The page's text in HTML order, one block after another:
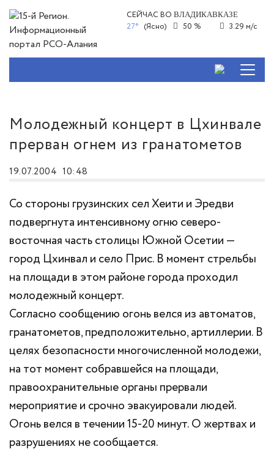
СЕЙЧАС ВОВЛАДИКАВКАЗЕ
27° (Ясно) 50 % 3.29 м/с
Молодежный концерт в Цхинвале
прерван огнем из гранатометов
19.07.2004 10:48
Со стороны грузинских сел Хеити и Эредви
подвергнута интенсивному огню северо-
восточная часть столицы Южной Осетии —
город Цхинвал и село Прис. В момент стрельбы
на площади в этом районе города проходил
молодежный концерт.
Согласно сообщению огонь велся из автоматов,
гранатометов, предположительно, артиллерии. В
целях безопасности многочисленной молодежи,
на тот момент собравшейся на площади,
правоохранительные органы прервали
мероприятие и срочно эвакуировали людей.
Огонь велся в течении 15-20 минут. О жертвах и
разрушениях не сообщается.